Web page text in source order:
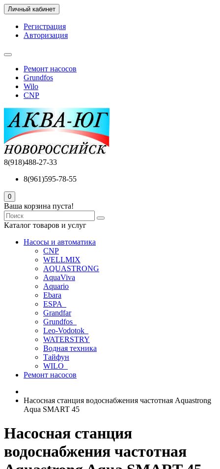
Личный кабинет
Регистрация
Авторизация
Ремонт насосов
Grundfos
Wilo
CNP
8(918)488-27-33
8(961)595-78-55
0
Ваша корзина пуста!
Каталог товаров и услуг
Насосы и автоматика
CNP
WELLMIX
AQUASTRONG
AquaViva
Aquario
Ebara
ESPA_
Grandfar
Grundfos_
Leo-Vodotok_
WATERSTRY
Водная техника
Тайфун
WILO_
Ремонт насосов
Насосная станция водоснабжения частотная Aquastrong
Aqua SMART 45
Насосная станция
водоснабжения частотная